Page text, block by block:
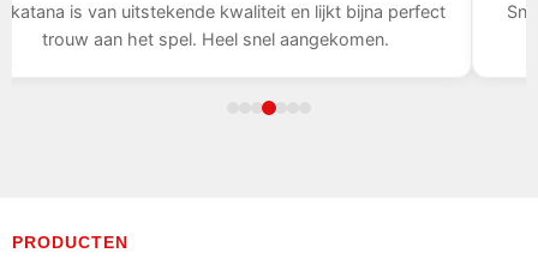
perfect
Snelle levering, het zwaard is indrukwekkend, ik
met mijn aankoop.
PRODUCTEN